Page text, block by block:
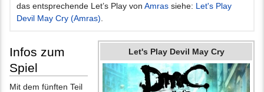
das entsprechende Let’s Play von Amras siehe: Let's Play
Devil May Cry (Amras)
Let's Play Devil May Cry
Infos zum
Spiel
Mit dem fünften Teil